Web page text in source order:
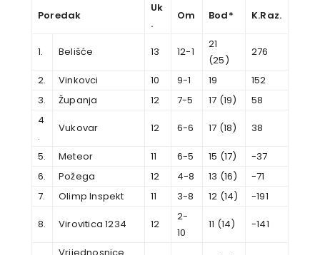
Poredak
Uk
.
Om Bod* K.Raz.
1. Belišće 13 12-1
21
(25)
276
2. Vinkovci 10 9-1 19
152
3.
Županja 12 7-5 17 (19)
58
4
.
Vukovar 12 6-6 17 (18) 38
5. Meteor 11 6-5 15 (17)
-37
6.
Požega 12 4-8 13 (16)
-71
7.
Olimp Inspekt 11 3-8 12 (14) -191
8. Virovitica 1234 12
2-
10
11 (14) -141